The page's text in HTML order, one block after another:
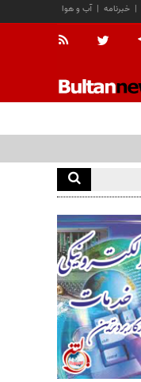
آب و هوا | خبرنامه |